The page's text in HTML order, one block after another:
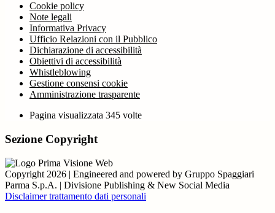
Cookie policy
Note legali
Informativa Privacy
Ufficio Relazioni con il Pubblico
Dichiarazione di accessibilità
Obiettivi di accessibilità
Whistleblowing
Gestione consensi cookie
Amministrazione trasparente
Pagina visualizzata 345 volte
Sezione Copyright
Copyright 2026 | Engineered and powered by Gruppo Spaggiari
Parma S.p.A. | Divisione Publishing & New Social Media
Disclaimer trattamento dati personali